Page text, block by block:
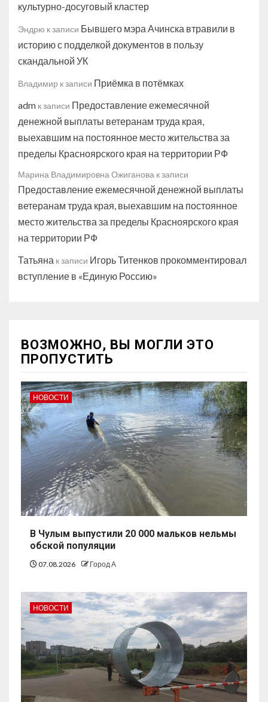
культурно-досуговый кластер
Эндрю к записи Бывшего мэра Ачинска втравили в
историю с подделкой документов в пользу
скандальной УК
Владимир к записи Приёмка в потёмках
adm к записи Предоставление ежемесячной
денежной выплаты ветеранам труда края,
выехавшим на постоянное место жительства за
пределы Красноярского края на территории РФ
Марина Владимировна Ожиганова к записи
Предоставление ежемесячной денежной выплаты
ветеранам труда края, выехавшим на постоянное
место жительства за пределы Красноярского края
на территории РФ
Татьяна к записи Игорь Титенков прокомментировал
вступление в «Единую Россию»
ВОЗМОЖНО, ВЫ МОГЛИ ЭТО
ПРОПУСТИТЬ
НОВОСТИ
В Чулым выпустили 20 000 мальков нельмы
обской популяции
07.08.2026 Город А
НОВОСТИ